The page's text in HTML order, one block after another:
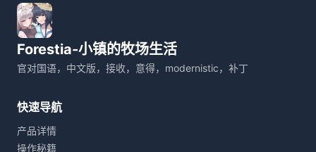
Forestia-小镇的牧场生活
官对国语，中文版，接收，意得，modernistic，补丁
快速导航
产品详情
操作秘籍